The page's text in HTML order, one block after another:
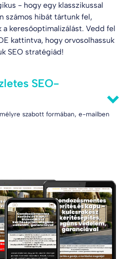
- hogy egy klasszikussal
számos hibát tártunk fel,
keresőoptimalizálást. Vedd fel
kattintva, hogy orvosolhassuk
SEO stratégiád!
SEO-
szabott formában, e-mailben